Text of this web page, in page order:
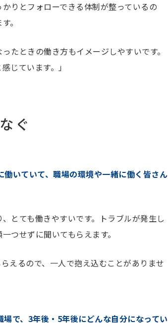
りとフォローできる体制が整っているの
。
たときの働き方もイメージしやすいです。
じています。」
ぐ
いていて、職場の環境や一緒に働く皆さん
とても働きやすいです。トラブルが発生し
つせずに聞いてもらえます。
えるので、一人で抱え込むことがありませ
で、3年後・5年後にどんな自分になってい